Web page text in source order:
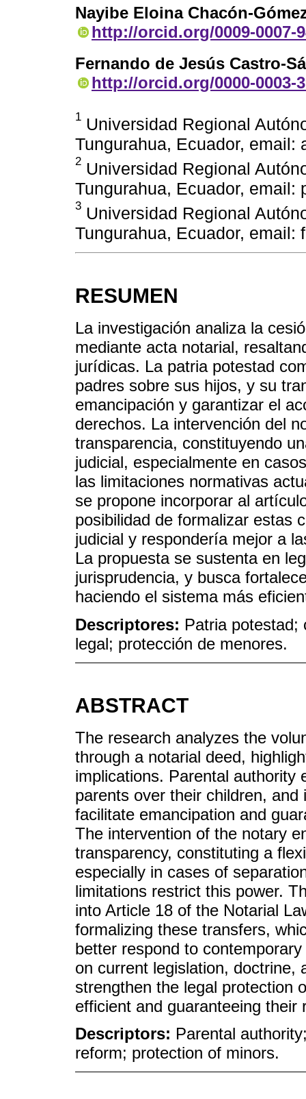
Nayibe Eloina Chacón-
http://orcid.org/0009-0007-
Fernando de Jesús Castro-
http://orcid.org/0000-0003-
1 Universidad Regional
Tungurahua, Ecuador, email:
2 Universidad Regional
Tungurahua, Ecuador, email:
3 Universidad Regional
Tungurahua, Ecuador, email:
RESUMEN
La investigación analiza la
mediante acta notarial,
jurídicas. La patria potestad
padres sobre sus hijos, y su
emancipación y garantizar el
derechos. La intervención del
transparencia, constituyendo
judicial, especialmente en
las limitaciones normativas
se propone incorporar al
posibilidad de formalizar estas
judicial y respondería mejor a
La propuesta se sustenta en
jurisprudencia, y busca
haciendo el sistema más
Descriptores: Patria potestad;
legal; protección de menores.
ABSTRACT
The research analyzes the
through a notarial deed,
implications. Parental authority
parents over their children,
facilitate emancipation and
The intervention of the notary
transparency, constituting a
especially in cases of
limitations restrict this power.
into Article 18 of the Notarial
formalizing these transfers,
better respond to
on current legislation, doctrine,
strengthen the legal protection
efficient and guaranteeing their
Descriptors: Parental
reform; protection of minors.